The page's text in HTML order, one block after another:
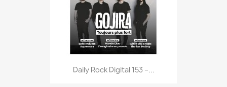
Daily Rock Digital 153 –...